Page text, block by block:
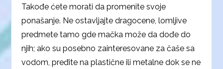
Takođe ćete morati da promenite svoje
ponašanje. Ne ostavljajte dragocene, lomljive
predmete tamo gde mačka može da dođe do
njih; ako su posebno zainteresovane za čaše sa
vodom, pređite na plastične ili metalne dok se ne